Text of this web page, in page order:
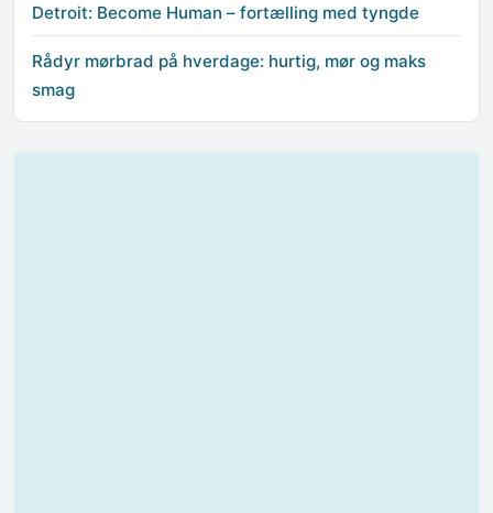
Detroit: Become Human – fortælling med tyngde
Rådyr mørbrad på hverdage: hurtig, mør og maks
smag